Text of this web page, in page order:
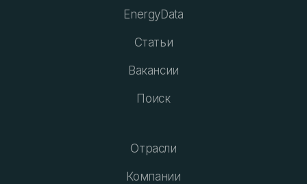
EnergyData
Статьи
Вакансии
Поиск
Отрасли
Компании